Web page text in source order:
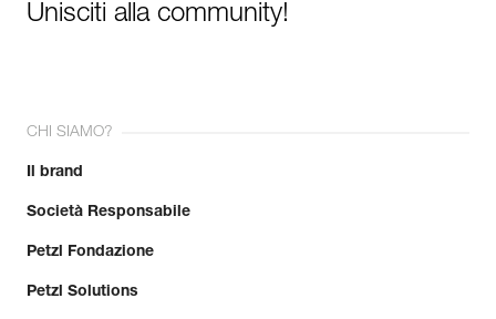
Unisciti alla community!
CHI SIAMO?
Il brand
Società Responsabile
Petzl Fondazione
Petzl Solutions